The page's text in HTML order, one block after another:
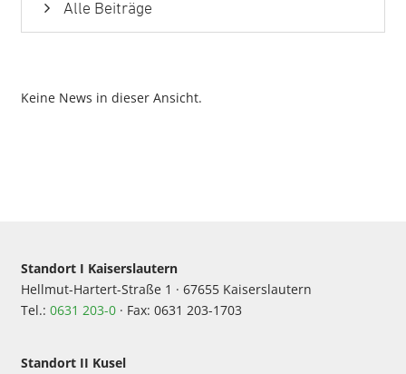
Alle Beiträge
Keine News in dieser Ansicht.
Standort I Kaiserslautern
Hellmut-Hartert-Straße 1 · 67655 Kaiserslautern
Tel.: 0631 203-0 · Fax: 0631 203-1703
Standort II Kusel